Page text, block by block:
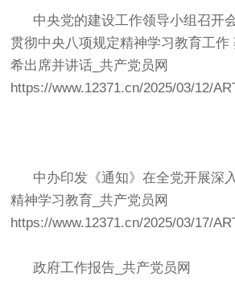
中央党的建设工作领导小组召开
贯彻中央八项规定精神学习教育工作
希出席并讲话 _共产党员网
https://www.12371.cn/2025/03/12/
中办印发《通知》在全党开展深
精神学习教育 _共产党员网
https://www.12371.cn/2025/03/17/
政府工作报告 _共产党员网